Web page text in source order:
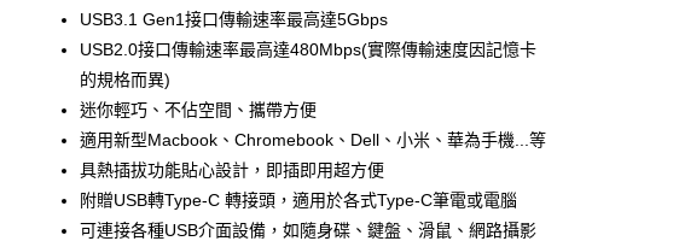
悠遊付
Google Pay
AFTEE先享後付
相關說明
【關於「AFTEE先享後付」】
AFTEE先享後付是「在收到商品之後才付款」的支付方式。 讓您購物簡單
便利好安心！
１．簡單：不需註冊會員、不需綁卡、不需儲值。
運送方式
USB3.1 Gen1接口傳輸速率最高達5Gbps
USB2.0接口傳輸速率最高達480Mbps(實際傳輸速度因記憶卡
的規格而異)
迷你輕巧、不佔空間、攜帶方便
適用新型Macbook、Chromebook、Dell、小米、華為手機...等
具熱插拔功能貼心設計，即插即用超方便
附贈USB轉Type-C 轉接頭，適用於各式Type-C筆電或電腦
可連接各種USB介面設備，如隨身碟、鍵盤、滑鼠、網路攝影